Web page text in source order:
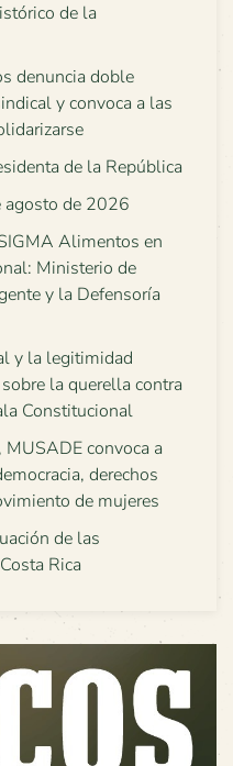
de la
denuncia doble
y convoca a las
de la República
agosto de 2026
Alimentos en
Ministerio de
y la Defensoría
y la legitimidad
la querella contra
Constitucional
convoca a
derechos
de mujeres
de las
Rica